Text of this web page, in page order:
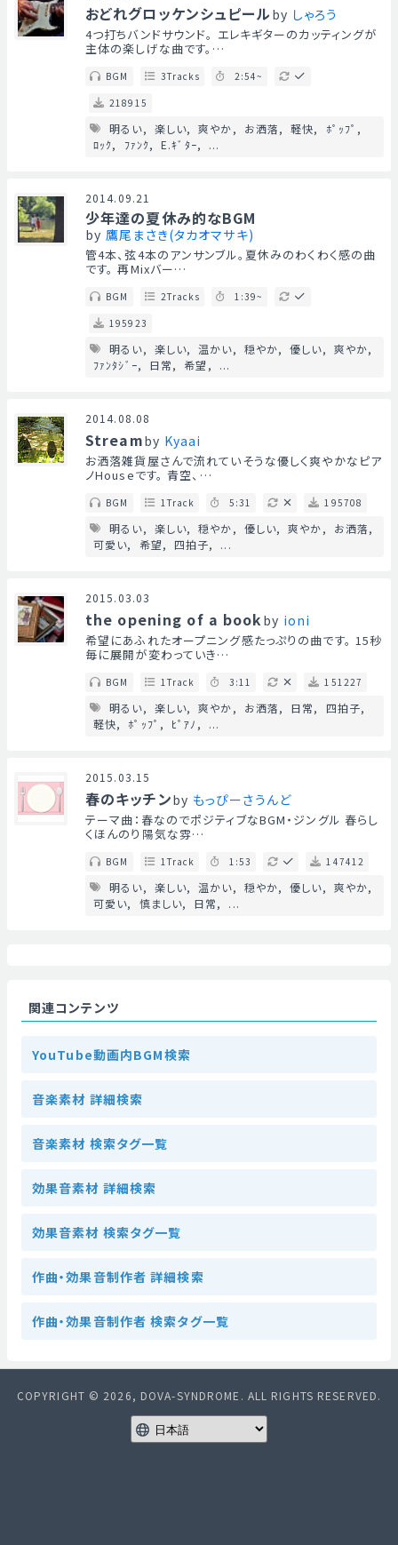
おどれグロッケンシュピール by しゃろう
4つ打ちバンドサウンド。 エレキギターのカッティングが
主体の楽しげな曲です。…
BGM 3Tracks
2:54~
218915
明るい 楽しい 爽やか お洒落 軽快
ﾎﾟｯﾌﾟ
ﾛｯｸ
ﾌｧﾝｸ E.ｷﾞﾀｰ ...
2014.09.21
少年達の夏休み的なBGM
by 鷹尾まさき(タカオマサキ)
管4本、弦4本のアンサンブル。夏休みのわくわく感の曲
です。 再Mixバー…
BGM 2Tracks
1:39~
195923
明るい 楽しい 温かい 穏やか 優しい
爽やか
ﾌｧﾝﾀｼﾞｰ
日常 希望 ...
2014.08.08
Streamby Kyaai
お洒落雑貨屋さんで流れていそうな優しく爽やかなピア
ノHouseです。 青空、…
BGM 1Track 5:31 195708
明るい 楽しい 穏やか 優しい 爽やか
お洒落
可愛い
希望 四拍子 ...
2015.03.03
the opening of a bookby ioni
希望にあふれたオープニング感たっぷりの曲です。 15秒
毎に展開が変わっていき…
BGM 1Track 3:11 151227
明るい 楽しい 爽やか お洒落 日常
四拍子
軽快
ﾎﾟｯﾌﾟ ﾋﾟｱﾉ ...
2015.03.15
春のキッチンby もっぴーさうんど
テーマ曲：春なのでポジティブなBGM・ジングル 春らし
くほんのり陽気な雰…
BGM 1Track 1:53 147412
明るい 楽しい 温かい 穏やか 優しい
爽やか
可愛い
慎ましい 日常 ...
関連コンテンツ
YouTube動画内BGM検索
音楽素材 詳細検索
音楽素材 検索タグ一覧
効果音素材 詳細検索
効果音素材 検索タグ一覧
作曲・効果音制作者 詳細検索
作曲・効果音制作者 検索タグ一覧
COPYRIGHT © 2026, DOVA-SYNDROME. ALL RIGHTS RESERVED.